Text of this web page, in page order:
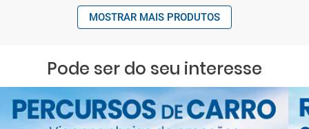
MOSTRAR MAIS PRODUTOS
Pode ser do seu interesse